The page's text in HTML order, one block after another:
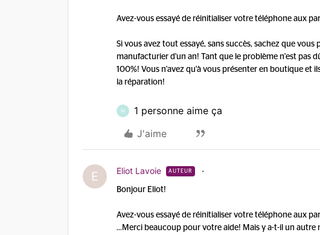
Avez-vous essayé de réinitialiser votre téléphone aux
Si vous avez tout essayé, sans succès, sachez que
manufacturier d'un an! Tant que le problème n'est pas
100%! Vous n'avez qu'à vous présenter en boutique et
la réparation!
M
1 personne aime ça
J'aime
E Eliot Lavoie AUTEUR
Bonjour Eliot!
Avez-vous essayé de réinitialiser votre téléphone aux
...Merci beaucoup pour votre aide! Mais y a-t-il un